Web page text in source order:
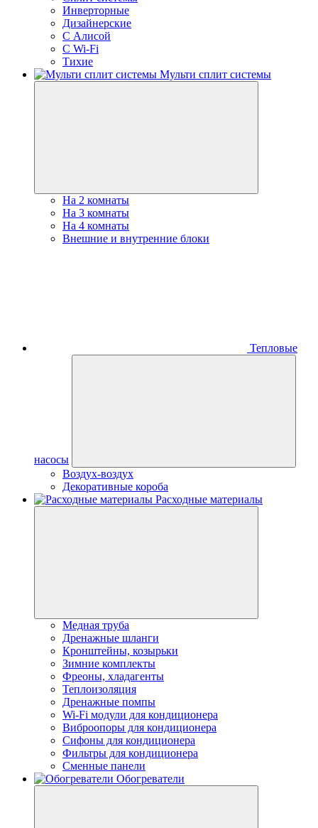
Инверторные
Дизайнерские
С Алисой
C Wi-Fi
Тихие
Мульти сплит системы
На 2 комнаты
На 3 комнаты
На 4 комнаты
Внешние и внутренние блоки
Тепловые
насосы
Воздух-воздух
Декоративные короба
Расходные материалы
Медная труба
Дренажные шланги
Кронштейны, козырьки
Зимние комплекты
Фреоны, хладагенты
Теплоизоляция
Дренажные помпы
Wi-Fi модули для кондиционера
Виброопоры для кондиционера
Сифоны для кондиционера
Фильтры для кондиционера
Сменные панели
Обогреватели